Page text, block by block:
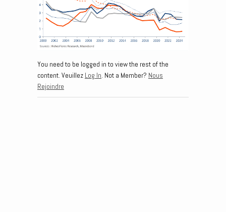
You need to be logged in to view the rest of the
content. Veuillez Log In. Not a Member? Nous
Rejoindre